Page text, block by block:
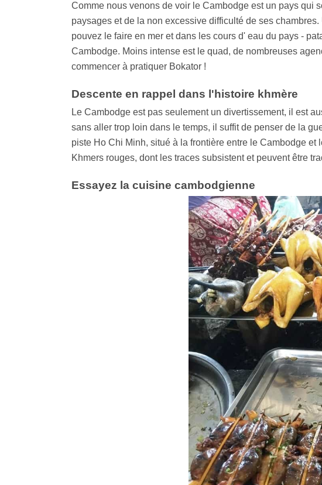
Comme nous venons de voir le Cambodge est un pays qui
paysages et de la non excessive difficulté de ses
pouvez le faire en mer et dans les cours d' eau du pays -
Cambodge. Moins intense est le quad, de nombreuses
commencer à pratiquer Bokator !
Descente en rappel dans l'histoire khmère
Le Cambodge est pas seulement un divertissement, il est
sans aller trop loin dans le temps, il suffit de penser de la
piste Ho Chi Minh, situé à la frontière entre le Cambodge
Khmers rouges, dont les traces subsistent et peuvent être
Essayez la cuisine cambodgienne